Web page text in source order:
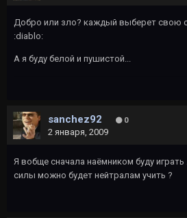
Добро или зло? каждый выберет свою
:diablo:
А я буду белой и пушистой...
sanchez92 0
2 января, 2009
Я вобще сначала наёмником буду
силы можно будет нейтралам учить ?